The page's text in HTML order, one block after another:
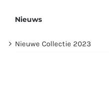
Nieuws
Nieuwe Collectie 2023